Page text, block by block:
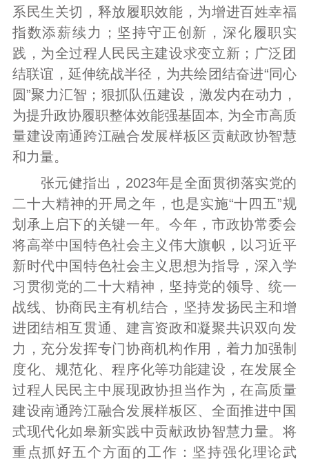
系民生关切，释放履职效能，为增进百姓幸福
指数添薪续力；坚持守正创新，深化履职实
践，为全过程人民民主建设求变立新；广泛团
结联谊，延伸统战半径，为共绘团结奋进“同心
圆”聚力汇智；狠抓队伍建设，激发内在动力，
为提升政协履职整体效能强基固本, 为全市高质
量建设南通跨江融合发展样板区贡献政协智慧
和力量。
张元健指出，2023年是全面贯彻落实党的
二十大精神的开局之年，也是实施“十四五”规
划承上启下的关键一年。今年，市政协常委会
将高举中国特色社会主义伟大旗帜，以习近平
新时代中国特色社会主义思想为指导，深入学
习贯彻党的二十大精神，坚持党的领导、统一
战线、协商民主有机结合，坚持发扬民主和增
进团结相互贯通、建言资政和凝聚共识双向发
力，充分发挥专门协商机构作用，着力加强制
度化、规范化、程序化等功能建设，在发展全
过程人民民主中展现政协担当作为，在高质量
建设南通跨江融合发展样板区、全面推进中国
式现代化如皋新实践中贡献政协智慧力量。将
重点抓好五个方面的工作：坚持强化理论武